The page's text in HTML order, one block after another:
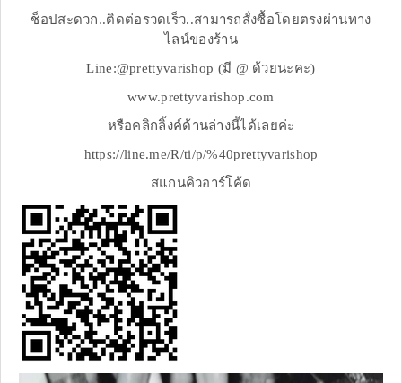
ช็อปสะดวก..ติดต่อรวดเร็ว..สามารถสั่งซื้อโดยตรงผ่านทาง
ไลน์ของร้าน
Line:@prettyvarishop (มี @ ด้วยนะคะ)
www.prettyvarishop.com
หรือคลิกลิ้งค์ด้านล่างนี้ได้เลยค่ะ
https://line.me/R/ti/p/%40prettyvarishop
สแกนคิวอาร์โค้ด